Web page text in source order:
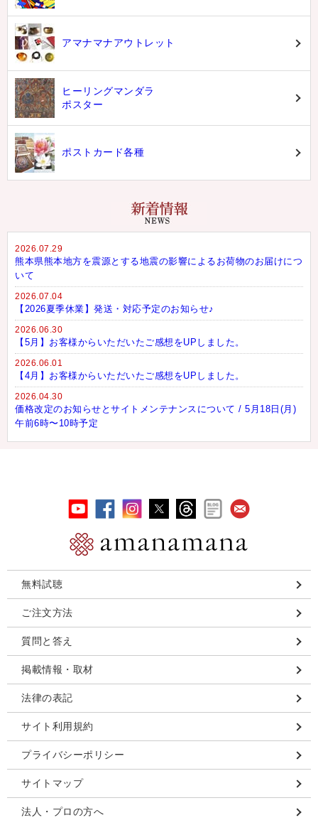
アマナマナアウトレット
ヒーリングマンダラ
ポスター
ポストカード各種
2026.07.29
熊本県熊本地方を震源とする地震の影響によるお荷物のお届けにつ
いて
2026.07.04
【2026夏季休業】発送・対応予定のお知らせ♪
2026.06.30
【5月】お客様からいただいたご感想をUPしました。
2026.06.01
【4月】お客様からいただいたご感想をUPしました。
2026.04.30
価格改定のお知らせとサイトメンテナンスについて / 5月18日(月)
午前6時〜10時予定
無料試聴
ご注文方法
質問と答え
掲載情報・取材
法律の表記
サイト利用規約
プライバシーポリシー
サイトマップ
法人・プロの方へ